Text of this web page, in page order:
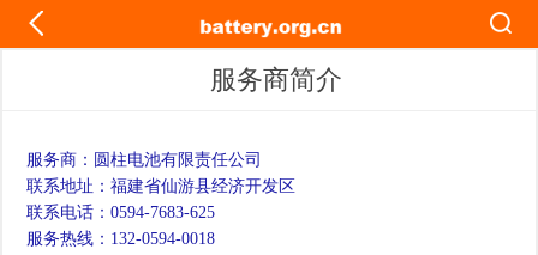
服务商简介
服务商：圆柱电池有限责任公司
联系地址：福建省仙游县经济开发区
联系电话：0594-7683-625
服务热线：132-0594-0018